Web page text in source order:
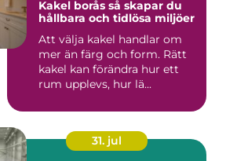
Kakel borås så skapar du
hållbara och tidlösa miljöer
Att välja kakel handlar om
mer än färg och form. Rätt
kakel kan förändra hur ett
rum upplevs, hur lä...
31. jul